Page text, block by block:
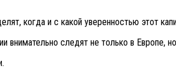
когда и с какой уверенностью этот
внимательно следят не только в Европе,